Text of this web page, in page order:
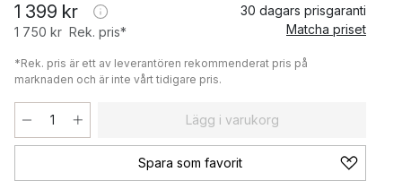
1 399 kr
1 750 kr Rek. pris*
30 dagars prisgaranti
Matcha priset
*Rek. pris är ett av leverantören rekommenderat pris på
marknaden och är inte vårt tidigare pris.
Lägg i varukorg
Spara som favorit